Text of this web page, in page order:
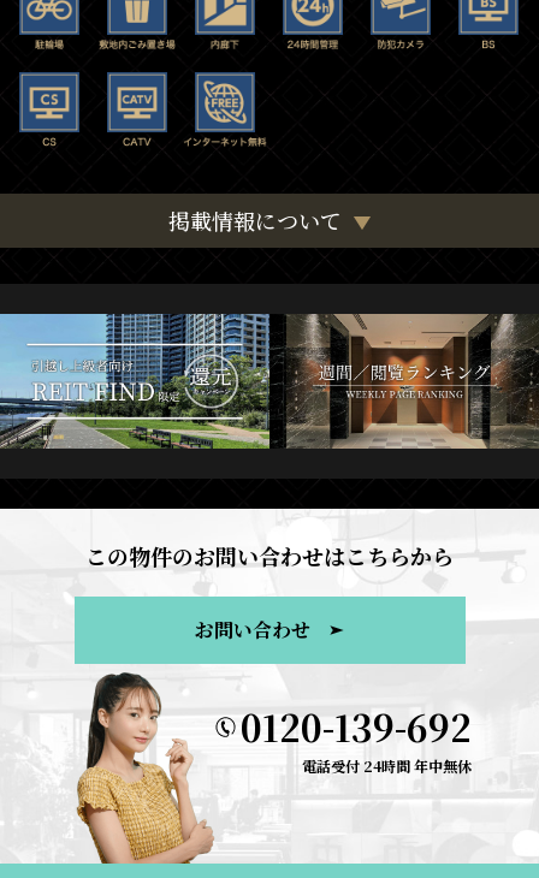
掲載情報について
この物件のお問い合わせはこちらから
お問い合わせ
0120-139-692
電話受付 24時間 年中無休